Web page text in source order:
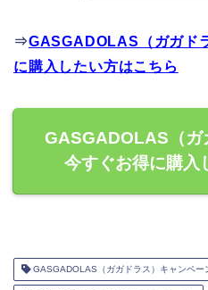
⇒GASGADOLAS（ガガド
に購入したい方はこちら
GASGADOLAS（ガ
今すぐお得に購入
GASGADOLAS（ガガドラス）キャンペー